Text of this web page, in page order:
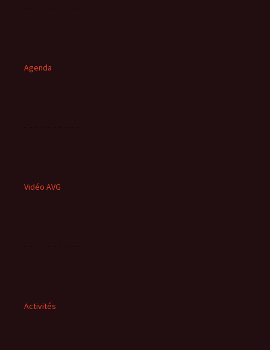
Agenda
Vidéo AVG
Activités